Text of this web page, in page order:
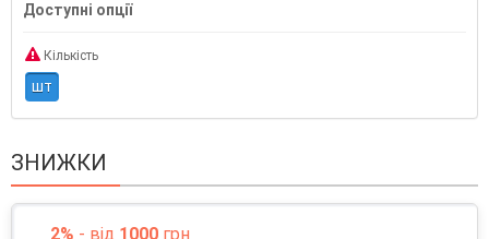
Доступні опції
Кількість
шт
ЗНИЖКИ
2% - від 1000 грн